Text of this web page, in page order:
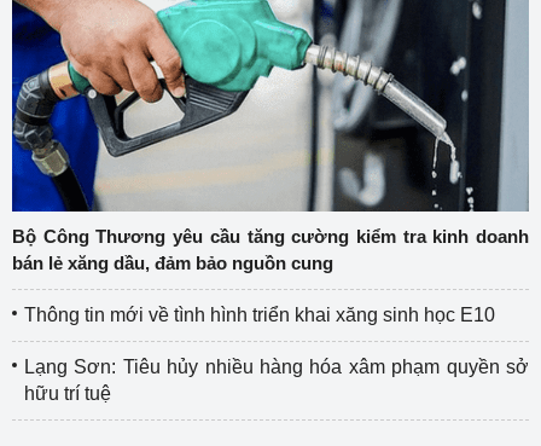
Bộ Công Thương yêu cầu tăng cường kiểm tra kinh doanh
bán lẻ xăng dầu, đảm bảo nguồn cung
Thông tin mới về tình hình triển khai xăng sinh học E10
Lạng Sơn: Tiêu hủy nhiều hàng hóa xâm phạm quyền sở
hữu trí tuệ